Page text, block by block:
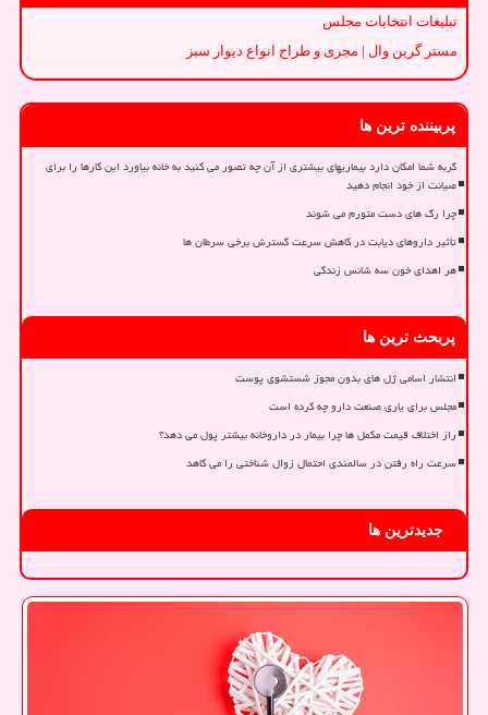
تبلیغات انتخابات مجلس
مستر گرین وال | مجری و طراح انواع دیوار سبز
پربیننده ترین ها
گربه شما امکان دارد بیماریهای بیشتری از آن چه تصور می کنید به خانه بیاورد این کارها را برای
صیانت از خود انجام دهید
چرا رگ های دست متورم می شوند
تأثیر داروهای دیابت در کاهش سرعت گسترش برخی سرطان ها
هر اهدای خون سه شانس زندگی
پربحث ترین ها
انتشار اسامی ژل های بدون مجوز شستشوی پوست
مجلس برای یاری صنعت دارو چه کرده است
راز اختلاف قیمت مکمل ها چرا بیمار در داروخانه بیشتر پول می دهد؟
سرعت راه رفتن در سالمندی احتمال زوال شناختی را می کاهد
جدیدترین ها